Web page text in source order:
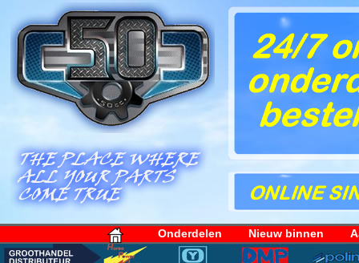
Onderdelen Nieuw binnen